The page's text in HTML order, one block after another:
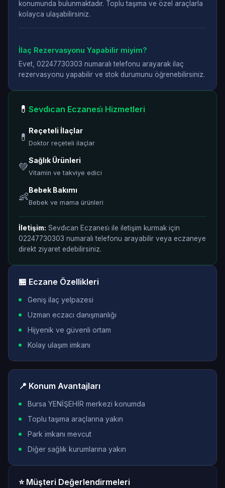
konumunda bulunmaktadır. Toplu taşıma ve özel araçlarla
kolayca ulaşabilirsiniz.
İlaç Rezervasyonu Yapabilir miyim?
Evet, 02247730303 numaralı telefonu arayarak ilaç
rezervasyonu yapabilir ve stok durumunu öğrenebilirsiniz.
💊 Sevdi̇can Eczanesi̇ Hizmetleri
💊
Reçeteli İlaçlar
Doktor reçeteli ilaçlar
💚
Sağlık Ürünleri
Vitamin ve takviye edici
👶
Bebek Bakımı
Bebek ve mama ürünleri
İletişim: Sevdi̇can Eczanesi̇ ile iletişim kurmak için
02247730303 numaralı telefonu arayabilir veya eczaneye
direkt ziyaret edebilirsiniz.
🏪 Eczane Özellikleri
Geniş ilaç yelpazesi
Uzman eczacı danışmanlığı
Hijyenik ve güvenli ortam
Kolay ulaşım imkanı
📍 Konum Avantajları
Bursa YENİŞEHİR merkezi konumda
Toplu taşıma araçlarına yakın
Park imkanı mevcut
Diğer sağlık kurumlarına yakın
⭐ Müşteri Değerlendirmeleri